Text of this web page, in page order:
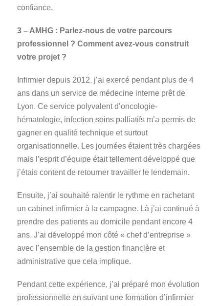
confiance.
3 – AMHG : Parlez-nous de votre parcours
professionnel ? Comment avez-vous construit
votre projet ?
Infirmier depuis 2012, j’ai exercé pendant plus de 4
ans dans un service de médecine interne prêt de
Lyon. Ce service polyvalent d’oncologie-
hématologie, infection soins palliatifs m’a permis de
gagner en qualité technique et surtout
organisationnelle. Les journées étaient très chargées
mais l’esprit d’équipe était tellement développé que
j’étais content de retourner travailler le lendemain.
Ensuite, j’ai souhaité ralentir le rythme en rachetant
un cabinet infirmier à la campagne. Là j’ai continué à
prendre des patients au domicile pendant encore 4
ans. J’ai développé mon côté « chef d’entreprise »
avec l’ensemble de la gestion financière et
administrative que cela implique.
Pendant cette expérience, j’ai préparé mon évolution
professionnelle en suivant une formation d’infirmier